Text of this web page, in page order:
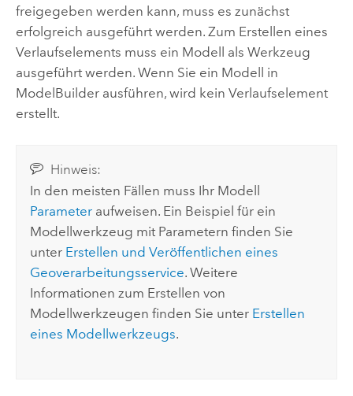
freigegeben werden kann, muss es zunächst
erfolgreich ausgeführt werden. Zum Erstellen eines
Verlaufselements muss ein Modell als Werkzeug
ausgeführt werden. Wenn Sie ein Modell in
ModelBuilder ausführen, wird kein Verlaufselement
erstellt.
Hinweis:
In den meisten Fällen muss Ihr Modell
Parameter aufweisen. Ein Beispiel für ein
Modellwerkzeug mit Parametern finden Sie
unter Erstellen und Veröffentlichen eines
Geoverarbeitungsservice. Weitere
Informationen zum Erstellen von
Modellwerkzeugen finden Sie unter Erstellen
eines Modellwerkzeugs.